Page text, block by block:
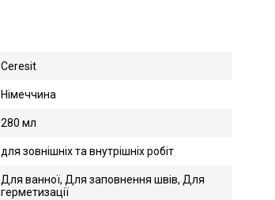
Ceresit
Німеччина
280 мл
для зовнішніх та внутрішніх робіт
Для ванної, Для заповнення швів, Для
герметизації